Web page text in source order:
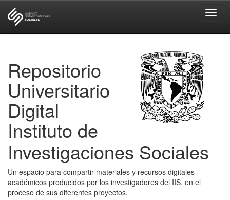
Repositorio
Universitario
Digital
Instituto de
Investigaciones Sociales
Un espacio para compartir materiales y recursos digitales
académicos producidos por los investigadores del IIS, en el
proceso de sus diferentes proyectos.